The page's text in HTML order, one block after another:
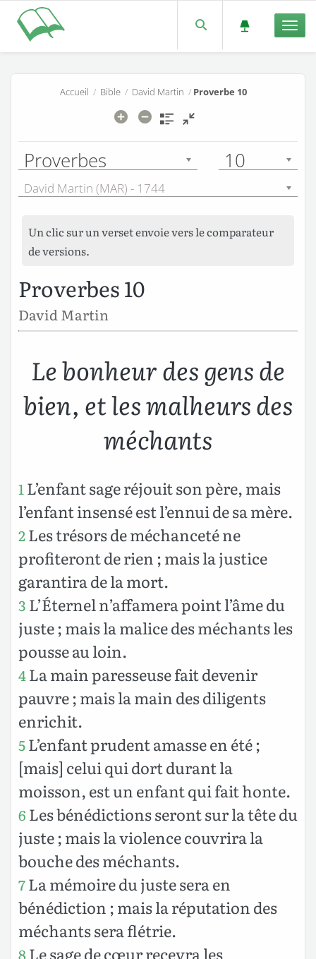
Accueil / Bible/ David Martin / Proverbe 10
Proverbes 10
David Martin (MAR) - 1744
Un clic sur un verset envoie vers le comparateur
de versions.
Proverbes 10
David Martin
Le bonheur des gens de
bien, et les malheurs des
méchants
1 L’enfant sage réjouit son père, mais
l’enfant insensé est l’ennui de sa mère.
2Les trésors de méchanceté ne
profiteront de rien ; mais la justice
garantira de la mort.
3 L’Éternel n’affamera point l’âme du
juste ; mais la malice des méchants les
pousse au loin.
4La main paresseuse fait devenir
pauvre ; mais la main des diligents
enrichit.
5L’enfant prudent amasse en été ;
[mais] celui qui dort durant la
moisson, est un enfant qui fait honte.
6 Les bénédictions seront sur la tête du
juste ; mais la violence couvrira la
bouche des méchants.
7La mémoire du juste sera en
bénédiction ; mais la réputation des
méchants sera flétrie.
8Le sage de cœur recevra les